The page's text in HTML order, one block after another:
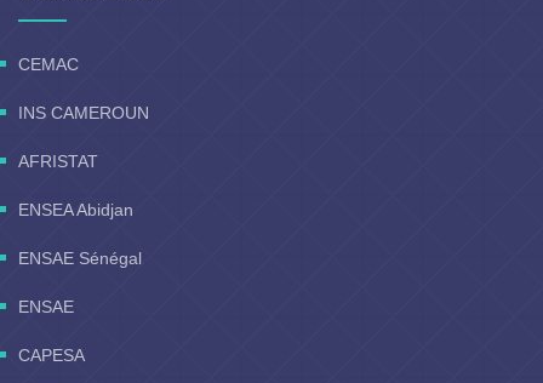
CEMAC
INS CAMEROUN
AFRISTAT
ENSEA Abidjan
ENSAE Sénégal
ENSAE
CAPESA